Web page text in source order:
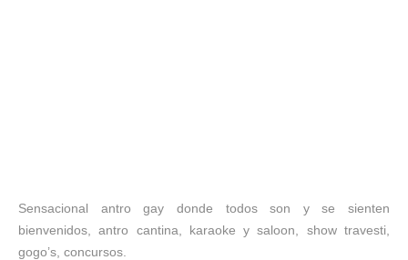
Sensacional antro gay donde todos son y se sienten
bienvenidos, antro cantina, karaoke y saloon, show travesti,
gogo’s, concursos.